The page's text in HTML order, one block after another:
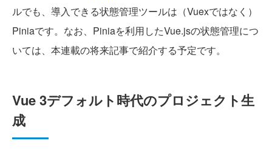
ルでも、導入できる状態管理ツールは（Vuexではなく）
Piniaです。なお、Piniaを利用したVue.jsの状態管理につ
いては、本連載の将来記事で紹介する予定です。
Vue 3デフォルト時代のプロジェクト生
成